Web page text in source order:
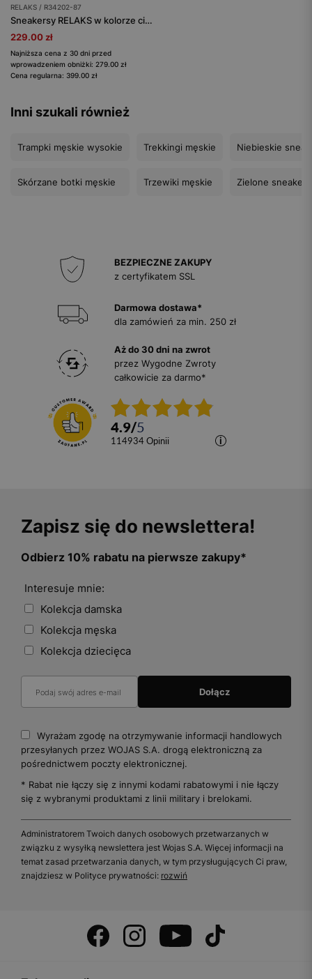
RELAKS / R34202-87
Sneakersy RELAKS w kolorze ciemna zieleń
229.00 zł
Najniższa cena z 30 dni przed
wprowadzeniem obniżki: 279.00 zł
Cena regularna: 399.00 zł
Inni szukali również
Trampki męskie wysokie
Skórzane botki męskie
Trekkingi męskie
Trzewiki męskie
Niebieskie
Zielone
BEZPIECZNE ZAKUPY
z certyfikatem SSL
Darmowa dostawa*
dla zamówień za min. 250 zł
Aż do 30 dni na zwrot
przez Wygodne Zwroty
całkowicie za darmo*
4.9/5
114934 opinii
Zapisz się do newslettera!
Odbierz 10% rabatu na pierwsze zakupy*
Interesuje mnie:
Kolekcja damska
Kolekcja męska
Kolekcja dziecięca
Wyrażam zgodę na otrzymywanie informacji handlowych
przesyłanych przez WOJAS S.A. drogą elektroniczną za
pośrednictwem poczty elektronicznej.
* Rabat nie łączy się z innymi kodami rabatowymi i nie łączy
się z wybranymi produktami z linii military i brelokami.
Administratorem Twoich danych osobowych przetwarzanych w
związku z wysyłką newslettera jest Wojas S.A. Więcej informacji na
temat zasad przetwarzania danych, w tym przysługujących Ci praw,
znajdziesz w Polityce prywatności: rozwiń